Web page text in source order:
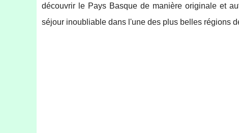
découvrir le Pays Basque de manière originale et
séjour inoubliable dans l'une des plus belles régions